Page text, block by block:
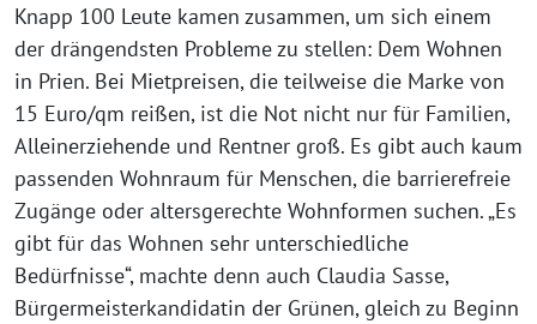
Knapp 100 Leute kamen zusammen, um sich einem
der drängendsten Probleme zu stellen: Dem Wohnen
in Prien. Bei Mietpreisen, die teilweise die Marke von
15 Euro/qm reißen, ist die Not nicht nur für Familien,
Alleinerziehende und Rentner groß. Es gibt auch kaum
passenden Wohnraum für Menschen, die barrierefreie
Zugänge oder altersgerechte Wohnformen suchen. „Es
gibt für das Wohnen sehr unterschiedliche
Bedürfnisse“, machte denn auch Claudia Sasse,
Bürgermeisterkandidatin der Grünen, gleich zu Beginn